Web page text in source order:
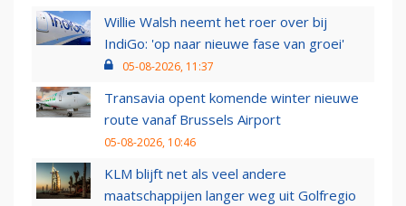
Willie Walsh neemt het roer over bij
IndiGo: 'op naar nieuwe fase van groei'
05-08-2026, 11:37
Transavia opent komende winter nieuwe
route vanaf Brussels Airport
05-08-2026, 10:46
KLM blijft net als veel andere
maatschappijen langer weg uit Golfregio